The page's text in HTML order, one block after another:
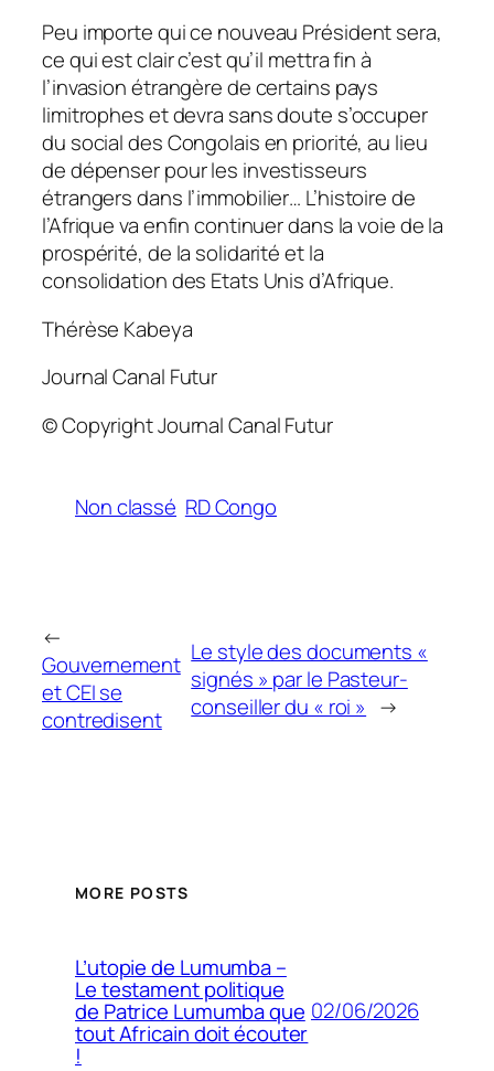
Peu importe qui ce nouveau Président sera,
ce qui est clair c’est qu’il mettra fin à
l’invasion étrangère de certains pays
limitrophes et devra sans doute s’occuper
du social des Congolais en priorité, au lieu
de dépenser pour les investisseurs
étrangers dans l’immobilier… L’histoire de
l’Afrique va enfin continuer dans la voie de la
prospérité, de la solidarité et la
consolidation des Etats Unis d’Afrique.
Thérèse Kabeya
Journal Canal Futur
© Copyright Journal Canal Futur
Non classé RD Congo
←
Gouvernement
et CEI se
contredisent
Le style des documents «
signés » par le Pasteur-
conseiller du « roi » →
MORE POSTS
L’utopie de Lumumba –
Le testament politique
de Patrice Lumumba que
tout Africain doit écouter
!
02/06/2026